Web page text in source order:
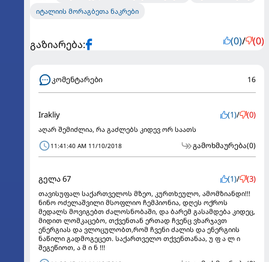
იტალიის მორაგბეთა ნაკრები
გაზიარება: (0)/ (0)
კომენტარები 16
Irakliy (1)/ (0)
აღარ შემიძლია, რა გაძლებს კიდევ ორ საათს
11:41:40 AM 11/10/2018 გამოხმაურება(0)
გელა 67 (1)/ (3)
თავისუფალ საქართველოს მზეო, კურთხეულო, ამომზიანდი!!!
ნინო ოძელაშვილი მსოფლიო ჩემპიონია, დღეს ოქროს
მედალს მოვიგებთ ძალოსნობაში, და ბარემ გასამდება კიდეც,
მიდით ლომკაცებო, თქვენთან ერთად ჩვენც ვხარჯავთ
ენერგიას და ვლოცულობთ,რომ ჩვენი ძალის და ენერგიის
ნაწილი გადმოგეცეთ. საქართველო თქვენთანაა, უ ფ ა ლ ი
შეგეწიოთ, ა მ ი ნ !!!